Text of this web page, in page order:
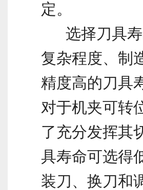
定。
选择刀具寿
复杂程度、制
精度高的刀具
对于机夹可转
了充分发挥其
具寿命可选得
装刀、换刀和